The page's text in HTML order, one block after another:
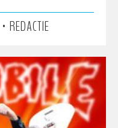
• REDACTIE